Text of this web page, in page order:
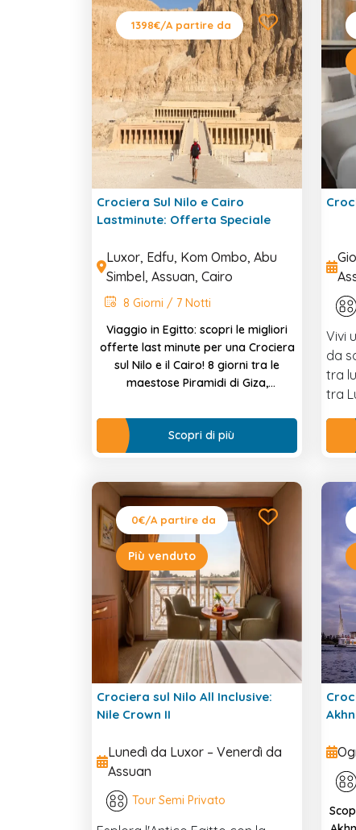
1398€/A partire da
Crociera Sul Nilo e Cairo
Lastminute: Offerta Speciale
Luxor, Edfu, Kom Ombo, Abu
Simbel, Assuan, Cairo
8 Giorni / 7 Notti
Viaggio in Egitto: scopri le migliori
offerte last minute per una Crociera
sul Nilo e il Cairo! 8 giorni tra le
maestose Piramidi di Giza,
visite ai templi e guida in italiano.
Scopri di più
Vivi
da
tra
tra
0€/A partire da
Più venduto
Crociera sul Nilo All Inclusive:
Nile Crown II
Lunedì da Luxor – Venerdì da
Assuan
Tour Semi Privato